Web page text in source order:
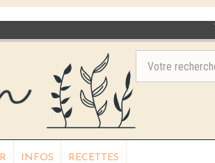
INFOS RECETTES